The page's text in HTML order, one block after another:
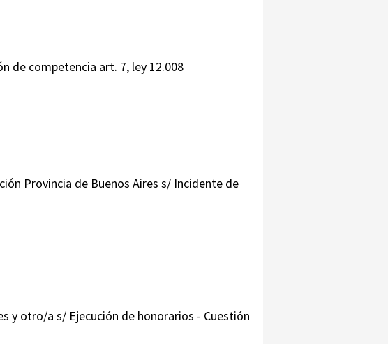
de competencia art. 7, ley 12.008
Provincia de Buenos Aires s/ Incidente de
y otro/a s/ Ejecución de honorarios - Cuestión